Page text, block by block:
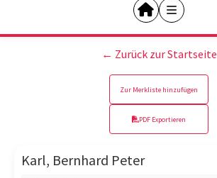
← Zurück zur Startseite
Zur Merkliste hinzufügen
PDF Exportieren
Karl, Bernhard Peter